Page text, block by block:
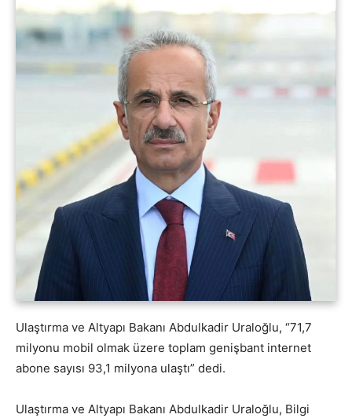
Ulaştırma ve Altyapı Bakanı Abdulkadir Uraloğlu, “71,7
milyonu mobil olmak üzere toplam genişbant internet
abone sayısı 93,1 milyona ulaştı” dedi.
Ulaştırma ve Altyapı Bakanı Abdulkadir Uraloğlu, Bilgi